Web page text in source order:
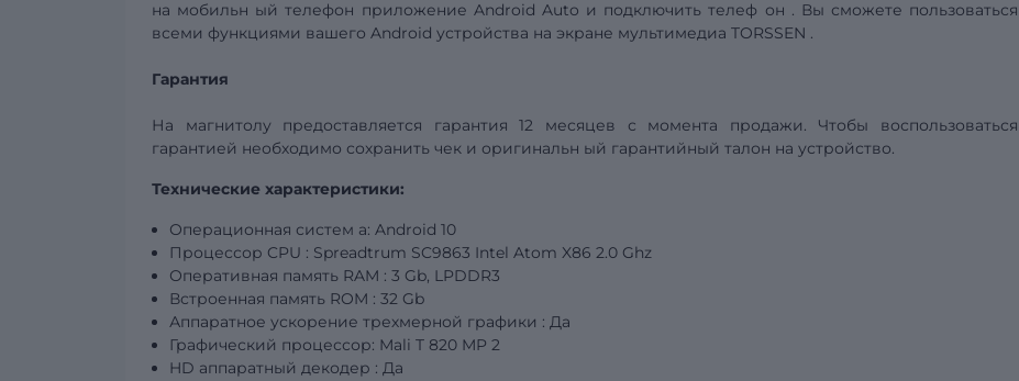
на мобильн ый телефон приложение Android Auto и подключить телеф он . Вы сможете пользоваться
всеми функциями вашего Android устройства на экране мультимедиа TORSSEN .
Гарантия
На магнитолу предоставляется гарантия 12 месяцев с момента продажи. Чтобы воспользоваться
гарантией необходимо сохранить чек и оригинальн ый гарантийный талон на устройство.
Технические характеристики:
Операционная систем а: Android 10
Процессор CPU : Spreadtrum SC9863 Intel Atom X86 2.0 Ghz
Оперативная память RAM : 3 Gb, LPDDR3
Встроенная память ROM : 32 Gb
Аппаратное ускорение трехмерной графики : Да
Графический процессор: Mali T 820 MP 2
HD аппаратный декодер : Да